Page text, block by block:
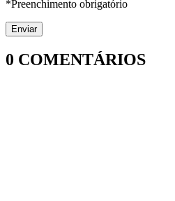
*Preenchimento obrigatório
0 COMENTÁRIOS